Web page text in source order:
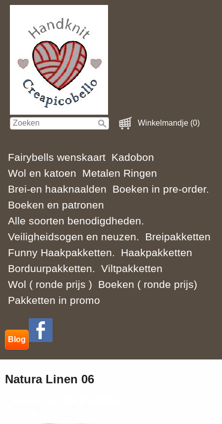
Winkelmandje (0)
Fairybells wenskaart Kadobon
Wol en katoen
Metalen Ringen
Brei-en haaknaalden
Boeken in pre-order.
Boeken en patronen
Alle soorten benodigdheden.
Veiligheidsogen en neuzen.
Breipakketten
Funny Haakpakketten.
Haakpakketten
Borduurpakketten.
Viltpakketten
Wol ( ronde prijs )
Boeken ( ronde prijs)
Pakketten in promo
Blog
Natura Linen 06